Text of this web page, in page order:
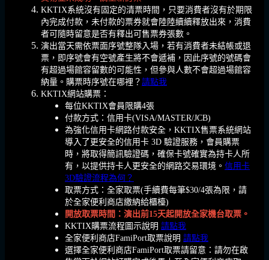
KKTIX系統沒有固定的清票時間，只要消費者沒有於期限
內完成付款，未付款的票券就會陸陸續續釋放出來，消費
者可隨時留意是否有釋出可售票券張數。
演出當天需依票面序號整隊入場，若有消費者未結帳或退
票，即序號會有空號產生將不會遞補，因此序號的號碼會
有超過場館容留數的可能性，但參與人數不會超過場館容
納量。購票時序號在哪裡？ 請點我
KKTIX網站購票：
每位KKTIX會員限購4張
付款方式：信用卡(VISA/MASTER/JCB)
為強化信用卡網路付款安全，KKTIX售票系統網站
導入了更安全的信用卡 3D 驗證服務，會員購票
時，將取得簡訊驗證碼，確保卡號確實為持卡人所
有，以提供持卡人更安全的網路交易環境。 信用卡
3D驗證流程為何？
取票方式：全家取票(手續費每筆$30/4張為限，請
於全家便利商店繳納給櫃檯)
開放取票時間：演出前15天起開放全家機台取票。
KKTIX購票流程圖示說明 請點我
全家便利商店FamiPort取票說明 請點我
選擇全家便利商店FamiPort取票請留意：請勿在啟